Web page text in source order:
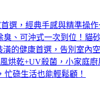
選，經典手感與精準操作
臭、可沖式一次到位！貓
的健康首選，告別室內
烘乾+UV殺菌，小家庭廚
忙碌生活也能輕鬆顧！